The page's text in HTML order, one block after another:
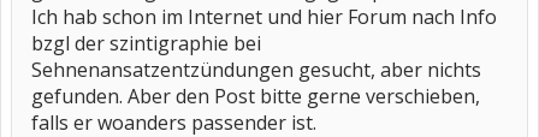
Ich hab schon im Internet und hier Forum nach Info
bzgl der szintigraphie bei
Sehnenansatzentzündungen gesucht, aber nichts
gefunden. Aber den Post bitte gerne verschieben,
falls er woanders passender ist.